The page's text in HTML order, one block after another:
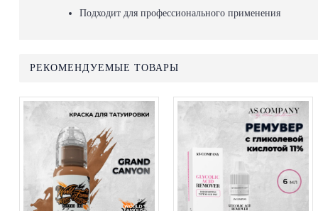
Подходит для профессионального применения
РЕКОМЕНДУЕМЫЕ ТОВАРЫ